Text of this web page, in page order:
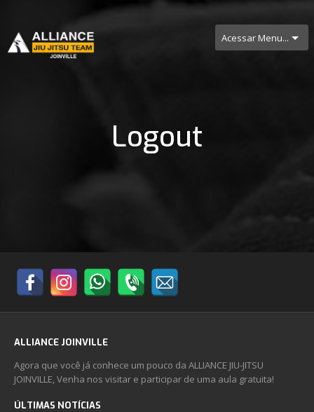
Acessar Menu...
Logout
ALLIANCE JOINVILLE
Agora que você já conhece um pouco da ALLIANCE JIU-JITSU
JOINVILLE, Venha nos visitar e participar de uma aula gratuita!
ÚLTIMAS NOTÍCIAS